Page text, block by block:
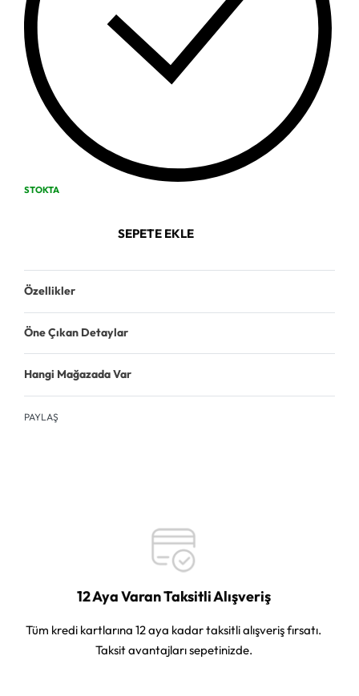
STOKTA
SEPETE EKLE
Özellikler
Öne Çıkan Detaylar
Hangi Mağazada Var
PAYLAŞ
12 Aya Varan Taksitli Alışveriş
Tüm kredi kartlarına 12 aya kadar taksitli alışveriş fırsatı.
Taksit avantajları sepetinizde.